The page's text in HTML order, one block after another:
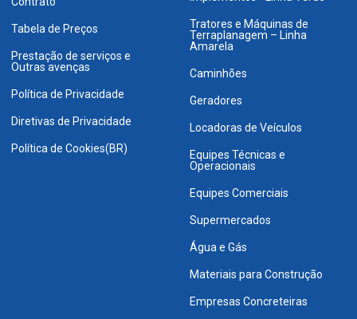
Tabela de Preços
Prestação de serviços e
Outras avenças
Política de Privacidade
Diretivas de Privacidade
Política de Cookies(BR)
Tratores e Máquinas de
Terraplanagem – Linha
Amarela
Caminhões
Geradores
Locadoras de Veículos
Equipes Técnicas e
Operacionais
Equipes Comerciais
Supermercados
Água e Gás
Materiais para Construção
Empresas Concreteiras